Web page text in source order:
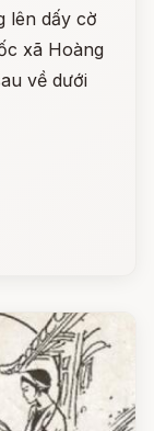
lên dấy cờ
xã Hoàng
về dưới